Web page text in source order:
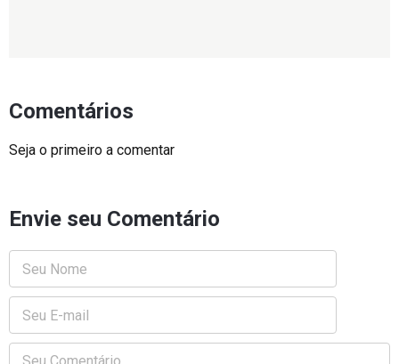
Comentários
Seja o primeiro a comentar
Envie seu Comentário